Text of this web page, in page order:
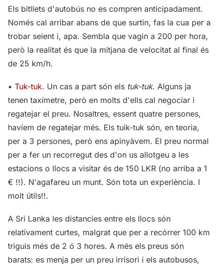
Els bitllets d'autobús no es compren anticipadament.
Només cal arribar abans de que surtin, fas la cua per a
trobar seient i, apa. Sembla que vagin a 200 per hora,
però la realitat és que la mitjana de velocitat al final és
de 25 km/h.
• Tuk-tuk. Un cas a part són els tuk-tuk. Alguns ja
tenen taxímetre, però en molts d'ells cal negociar i
regatejar el preu. Nosaltres, essent quatre persones,
havíem de regatejar més. Els tuik-tuk són, en teoria,
per a 3 persones, però ens apinyàvem. El preu normal
per a fer un recorregut des d'on us allotgeu a les
estacions o llocs a visitar és de 150 LKR (no arriba a 1
€ !!). N'agafareu un munt. Són tota un experiència. I
molt útils!!.
A Sri Lanka les distancies entre els llocs són
relativament curtes, malgrat que per a recórrer 100 km
triguis més de 2 ó 3 hores. A més els preus són
barats: es menja per un preu irrisori i els autobusos,